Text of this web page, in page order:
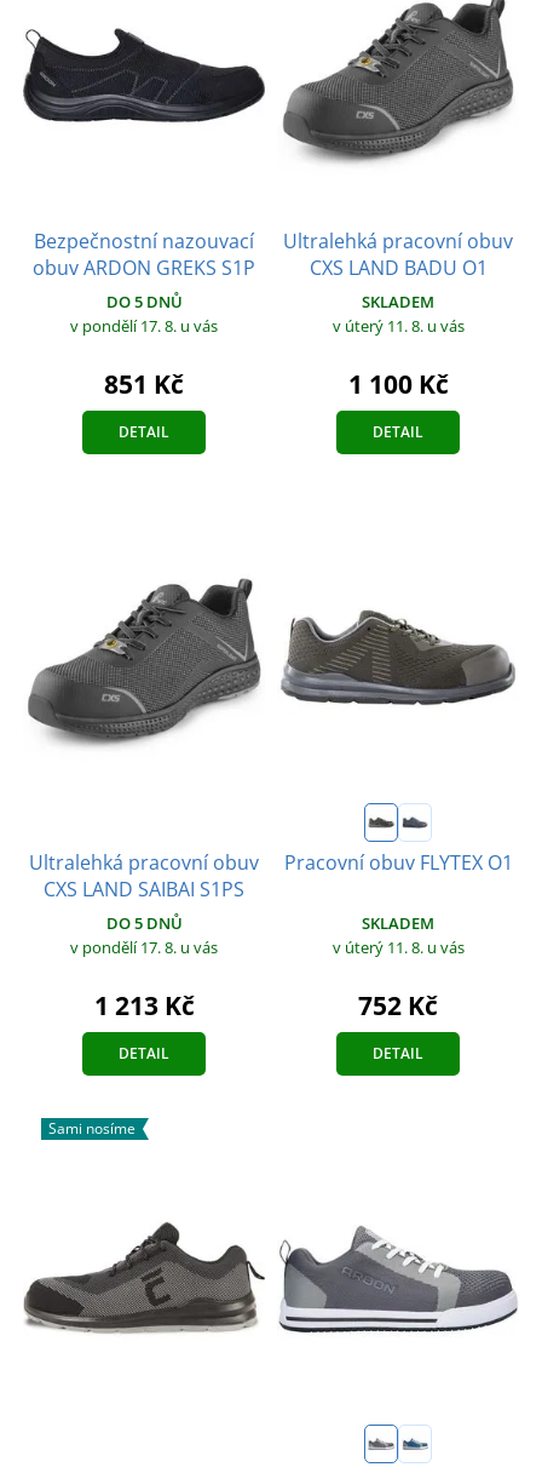
Bezpečnostní nazouvací
obuv ARDON GREKS S1P
DO 5 DNŮ
v pondělí 17. 8. u vás
851 Kč
DETAIL
Ultralehká pracovní obuv
CXS LAND BADU O1
SKLADEM
v úterý 11. 8. u vás
1 100 Kč
DETAIL
Ultralehká pracovní obuv
CXS LAND SAIBAI S1PS
DO 5 DNŮ
v pondělí 17. 8. u vás
1 213 Kč
DETAIL
Pracovní obuv FLYTEX O1
SKLADEM
v úterý 11. 8. u vás
752 Kč
DETAIL
Sami nosíme